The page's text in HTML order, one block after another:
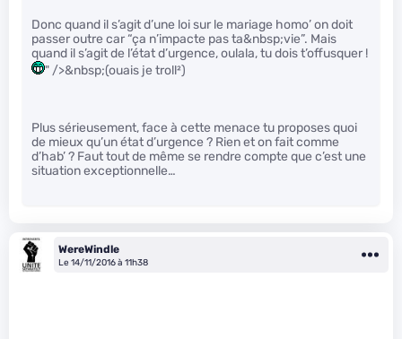
Donc quand il s’agit d’une loi sur le mariage homo’ on doit
passer outre car “ça n’impacte pas ta&nbsp;vie”. Mais
quand il s’agit de l’état d’urgence, oulala, tu dois t’offusquer !
" />&nbsp;(ouais je troll²)
Plus sérieusement, face à cette menace tu proposes quoi
de mieux qu’un état d’urgence ? Rien et on fait comme
d’hab’ ? Faut tout de même se rendre compte que c’est une
situation exceptionnelle…
WereWindle
Le 14/11/2016 à 11h38